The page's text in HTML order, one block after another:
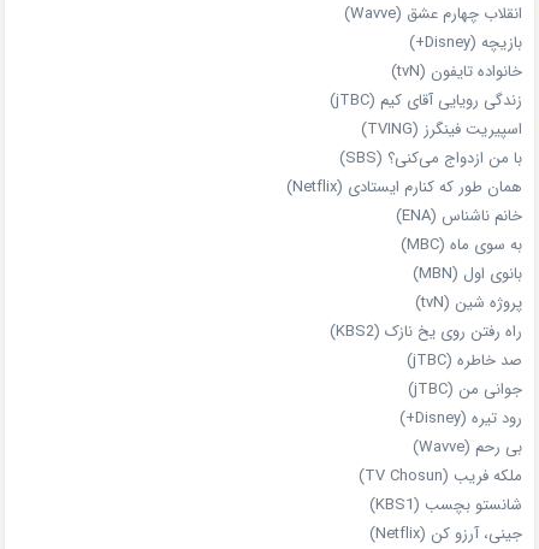
انقلاب چهارم عشق (Wavve)
بازیچه (Disney+)
خانواده تایفون (tvN)
زندگی رویایی آقای کیم (jTBC)
اسپیریت فینگرز (TVING)
با من ازدواج می‌کنی؟ (SBS)
همان‌ طور که کنارم ایستادی (Netflix)
خانم ناشناس (ENA)
به سوی ماه (MBC)
بانوی اول (MBN)
پروژه شین (tvN)
راه رفتن روی یخ نازک (KBS2)
صد خاطره (jTBC)
جوانی من (jTBC)
رود تیره (Disney+)
بی‌ رحم (Wavve)
ملکه فریب (TV Chosun)
شانستو بچسب (KBS1)
جینی، آرزو کن (Netflix)